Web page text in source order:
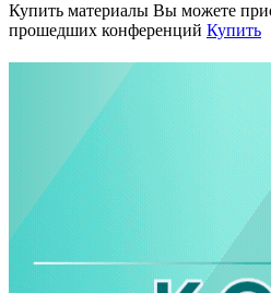
Купить материалы Вы можете
прошедших конференций Купить